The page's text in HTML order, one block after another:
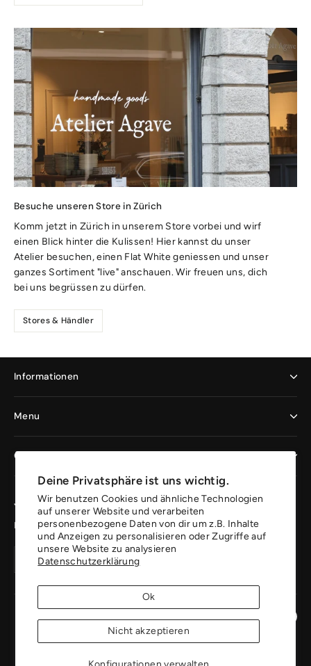
Deine Privatsphäre ist uns wichtig.
Wir benutzen Cookies und ähnliche Technologien
auf unserer Website und verarbeiten
personenbezogene Daten von dir um z.B. Inhalte
und Anzeigen zu personalisieren oder Zugriffe auf
unsere Website zu analysieren
Datenschutzerklärung
Ok
Nicht akzeptieren
Besuche unseren Store in Zürich
Komm jetzt in Zürich in unserem Store vorbei und wirf
einen Blick hinter die Kulissen! Hier kannst du unser
Atelier besuchen, einen Flat White geniessen und unser
ganzes Sortiment "live" anschauen. Wir freuen uns, dich
bei uns begrüssen zu dürfen.
Stores & Händler
Informationen
Menu
Geschäftskunden
Jetzt registrieren und profitieren
Erhalte 10% auf deine erste Bestellung.
Adresse
erstellenKonto